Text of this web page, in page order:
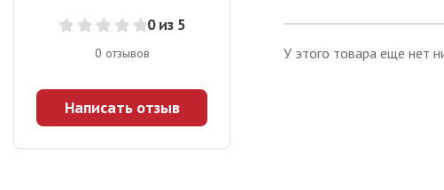
0 из 5
0 отзывов
Написать отзыв
У этого товара еще нет